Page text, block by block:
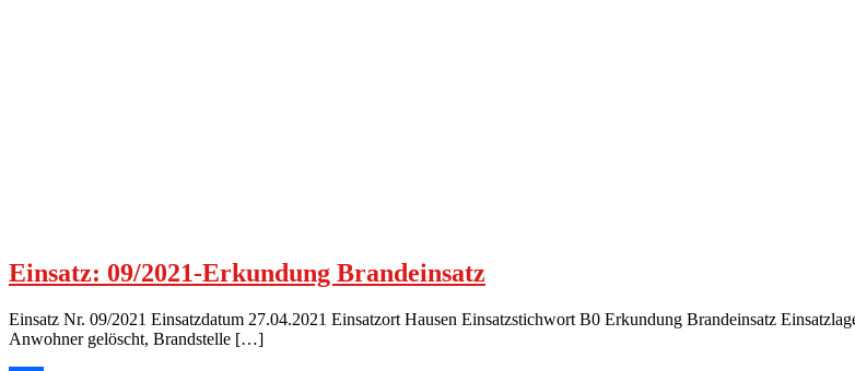
Einsatz: 09/2021-Erkundung Brandeinsatz
Einsatz Nr. 09/2021 Einsatzdatum 27.04.2021 Einsatzort Hausen Einsatzstichwort B0 Erkundung Brandeinsatz
Anwohner gelöscht, Brandstelle […]